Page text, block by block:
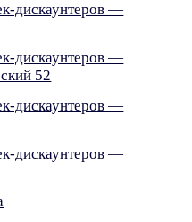
дискаунтеров —
дискаунтеров —
52
дискаунтеров —
дискаунтеров —